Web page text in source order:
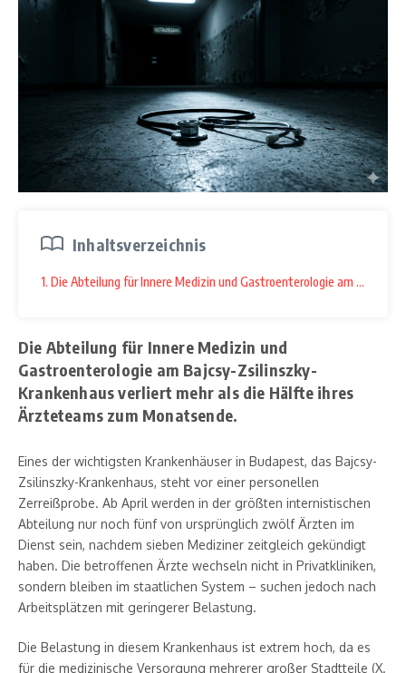
Inhaltsverzeichnis
1. Die Abteilung für Innere Medizin und Gastroenterologie am
Die Abteilung für Innere Medizin und
Gastroenterologie am Bajcsy-Zsilinszky-
Krankenhaus verliert mehr als die Hälfte ihres
Ärzteteams zum Monatsende.
Eines der wichtigsten Krankenhäuser in Budapest, das Bajcsy-
Zsilinszky-Krankenhaus, steht vor einer personellen
Zerreißprobe. Ab April werden in der größten internistischen
Abteilung nur noch fünf von ursprünglich zwölf Ärzten im
Dienst sein, nachdem sieben Mediziner zeitgleich gekündigt
haben. Die betroffenen Ärzte wechseln nicht in Privatkliniken,
sondern bleiben im staatlichen System – suchen jedoch nach
Arbeitsplätzen mit geringerer Belastung.
Die Belastung in diesem Krankenhaus ist extrem hoch, da es
für die medizinische Versorgung mehrerer großer Stadtteile (X.